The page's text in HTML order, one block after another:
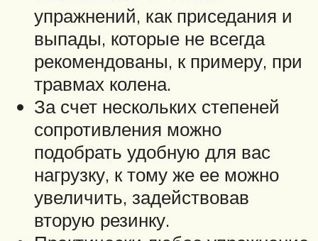
упражнений, как приседания и
выпады, которые не всегда
рекомендованы, к примеру, при
травмах колена.
За счет нескольких степеней
сопротивления можно
подобрать удобную для вас
нагрузку, к тому же ее можно
увеличить, задействовав
вторую резинку.